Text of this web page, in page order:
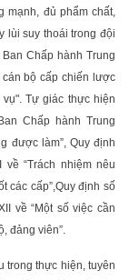
mạnh, đủ phẩm chất,
lùi suy thoái trong đội
Chấp hành Trung
bộ cấp chiến lược
Tự giác thực hiện
Chấp hành Trung
được làm”, Quy định
“Trách nhiệm nêu
các cấp”,Quy định số
về “Một số việc cần
đảng viên”.
trong thực hiện, tuyên